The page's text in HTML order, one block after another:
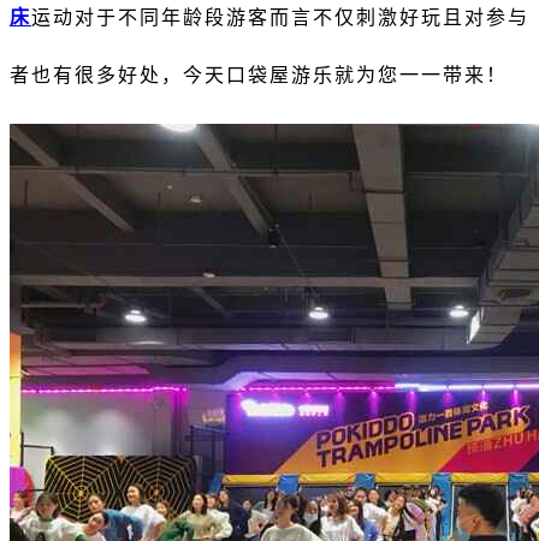
床运动对于不同年龄段游客而言不仅刺激好玩且对参与
者也有很多好处，今天口袋屋游乐就为您一一带来！